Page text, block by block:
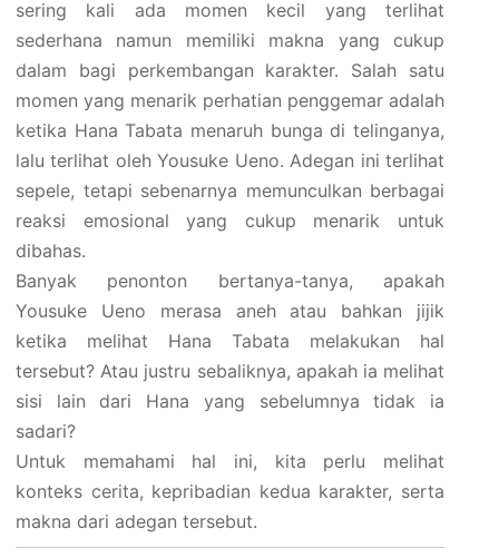
sering kali ada momen kecil yang terlihat
sederhana namun memiliki makna yang cukup
dalam bagi perkembangan karakter. Salah satu
momen yang menarik perhatian penggemar adalah
ketika Hana Tabata menaruh bunga di telinganya,
lalu terlihat oleh Yousuke Ueno. Adegan ini terlihat
sepele, tetapi sebenarnya memunculkan berbagai
reaksi emosional yang cukup menarik untuk
dibahas.
Banyak penonton bertanya-tanya, apakah
Yousuke Ueno merasa aneh atau bahkan jijik
ketika melihat Hana Tabata melakukan hal
tersebut? Atau justru sebaliknya, apakah ia melihat
sisi lain dari Hana yang sebelumnya tidak ia
sadari?
Untuk memahami hal ini, kita perlu melihat
konteks cerita, kepribadian kedua karakter, serta
makna dari adegan tersebut.